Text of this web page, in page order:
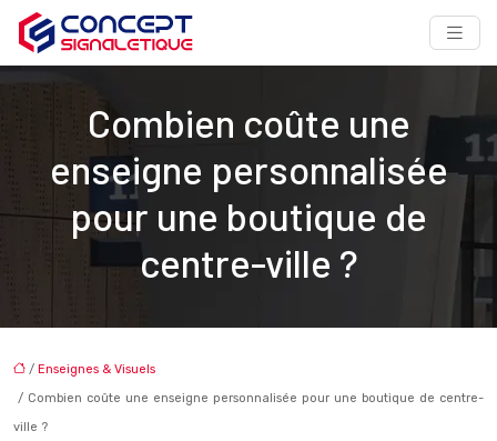
Combien coûte une
enseigne personnalisée
pour une boutique de
centre-ville ?
/ Enseignes & Visuels
/ Combien coûte une enseigne personnalisée pour une boutique de centre-
ville ?